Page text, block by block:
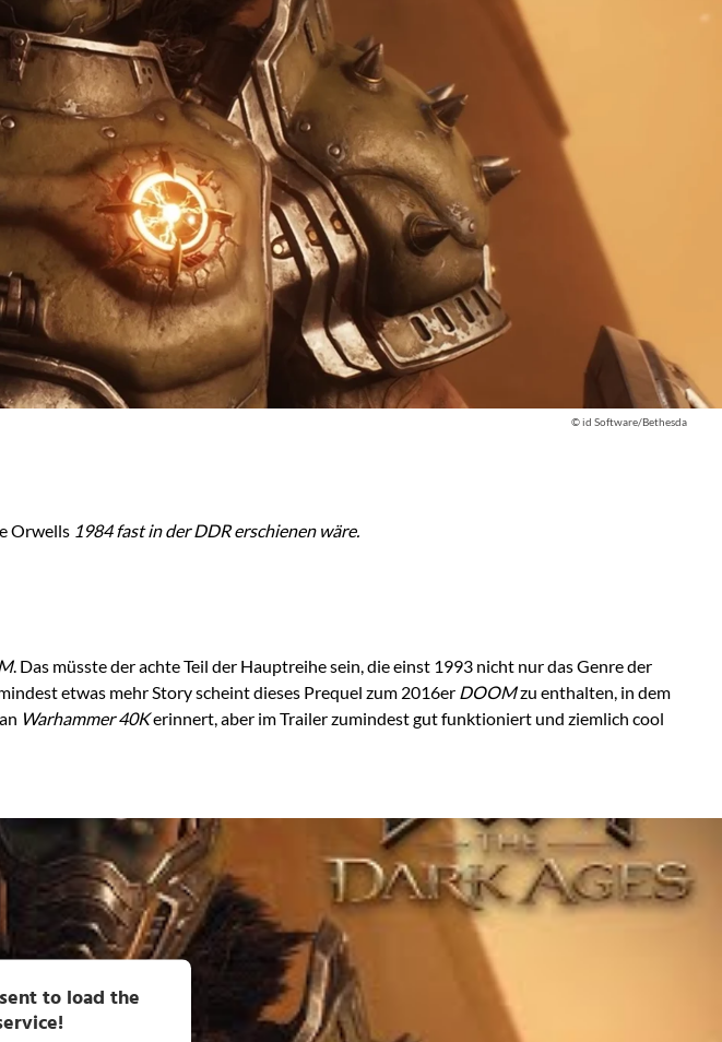
© id Software/Bethesda
Orwells 1984 fast in der DDR erschienen wäre.
. Das müsste der achte Teil der Hauptreihe sein, die einst 1993 nicht nur das Genre der
etwas mehr Story scheint dieses Prequel zum 2016er DOOMzu enthalten, in dem
Warhammer 40Kerinnert, aber im Trailer zumindest gut funktioniert und ziemlich cool
to load the